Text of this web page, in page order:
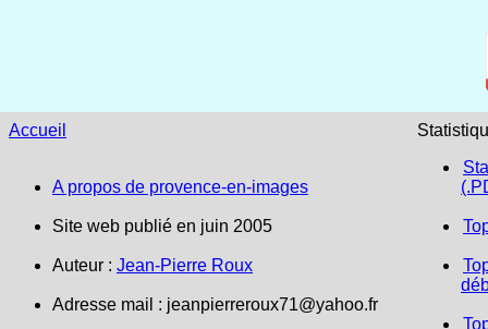
Accueil
A propos de provence-en-images
Site web publié en juin 2005
Auteur : Jean-Pierre Roux
Adresse mail : jeanpierreroux71@yahoo.fr